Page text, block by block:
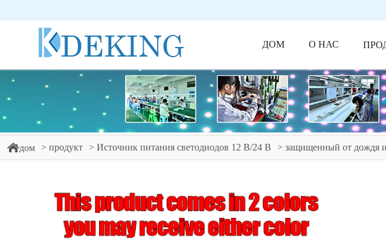
ДОМ О НАС
дом продукт Источник питания светодиодов 12 В/24 В защищенный от дождя